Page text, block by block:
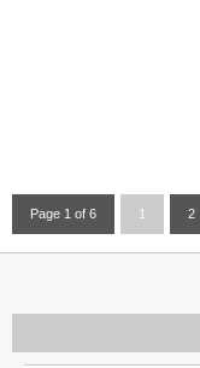
Page 1 of 6 1 2